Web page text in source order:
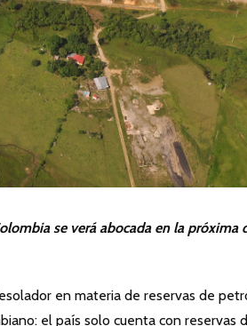
se verá abocada en la próxima
en materia de reservas de
el país solo cuenta con reservas